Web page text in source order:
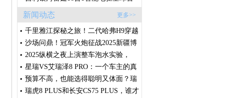
象！
发，创节能性能双纪录
新闻动态 更多>>
千里雅江探秘之旅！二代哈弗H9穿越
版征程将启，敬请期待！
沙场问鼎！冠军火炮征战2025新疆博
湖沙漠越野争霸赛
2025纵横之夜上演整车泡水实验，
G700开启全球预售
星瑞VS艾瑞泽8 PRO：一个车主的真
实纠结与最终惊喜
预算不高，也能选得聪明又体面？瑞
虎7卓越版越了解越动心
瑞虎8 PLUS和长安CS75 PLUS，谁才